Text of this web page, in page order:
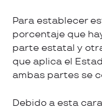
Para establecer
porcentaje que
parte estatal y
que aplica el
ambas partes se
Debido a esta